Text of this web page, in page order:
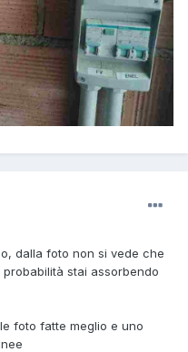
dalla foto non si vede che
stai assorbendo
foto fatte meglio e uno